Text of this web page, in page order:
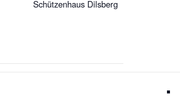
Schützenhaus Dilsberg